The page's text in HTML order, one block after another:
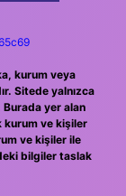
kurum veya
Sitede yalnızca
Burada yer alan
kurum ve kişiler
ve kişiler ile
bilgiler taslak